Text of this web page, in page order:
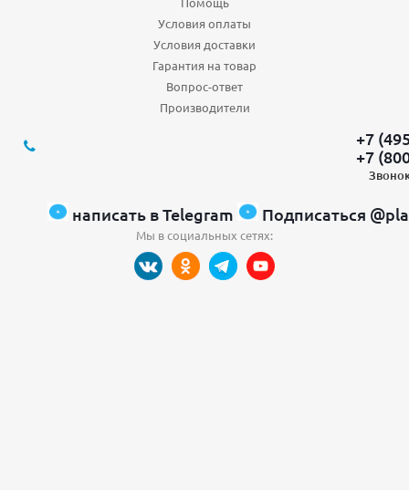
Условия оплаты
Условия доставки
Гарантия на товар
Вопрос-ответ
Производители
+7
+7
написать в Telegram Подписаться
Мы в социальных сетях: